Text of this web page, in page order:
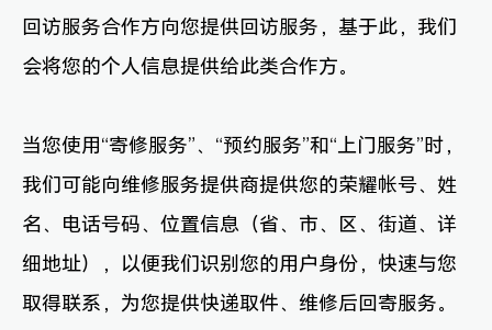
回访服务合作方向您提供回访服务，基于此，我们
会将您的个人信息提供给此类合作方。
当您使用“寄修服务”、“预约服务”和“上门服务”时，
我们可能向维修服务提供商提供您的荣耀帐号、姓
名、电话号码、位置信息（省、市、区、街道、详
细地址），以便我们识别您的用户身份，快速与您
取得联系，为您提供快递取件、维修后回寄服务。